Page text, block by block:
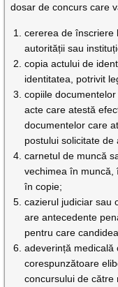
dosar de concurs care
cererea de înscriere
autorității sau
copia actului de
identitatea, potrivit
copiile
acte care atestă
documentelor care
postului solicitate de
carnetul de muncă
vechimea în muncă,
în copie;
cazierul judiciar sau
are antecedente
pentru care
adeverință medicală
corespunzătoare
concursului de către